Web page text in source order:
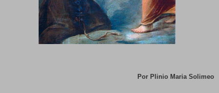
Por Plinio Maria Solimeo